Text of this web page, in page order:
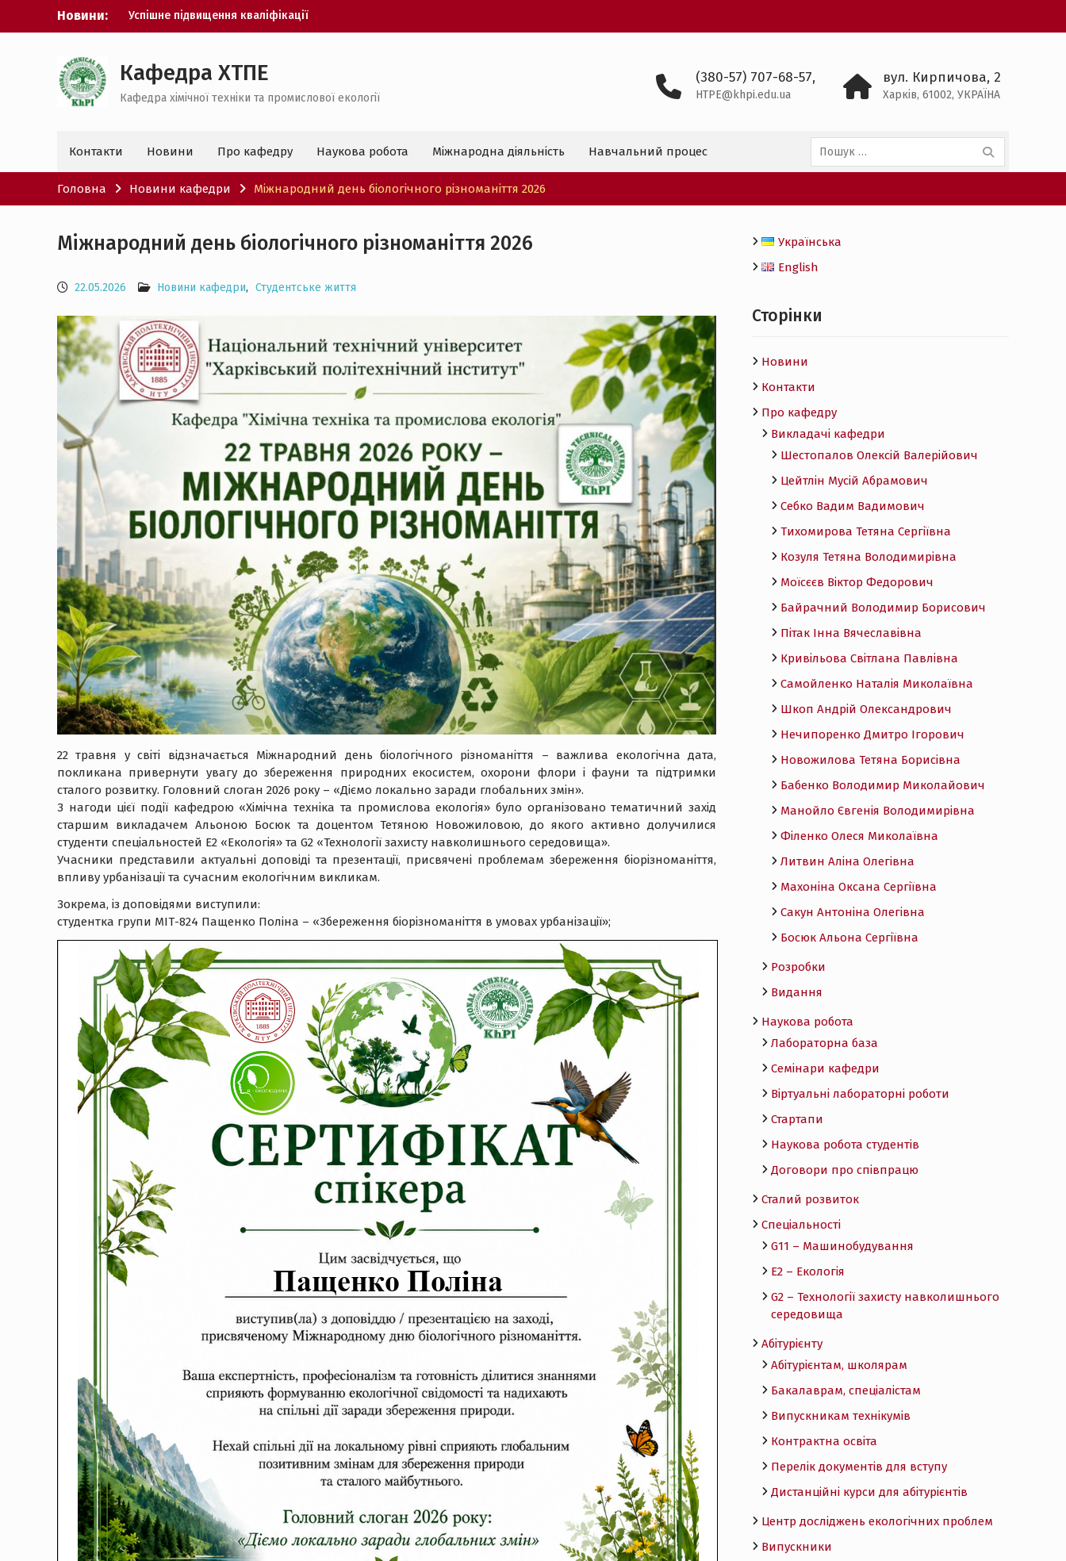
Новини:
Успішне підвищення кваліфікації
Наукова робота студента
спеціальності 183
Стартап-проєкти кафедри
Кафедра ХТПЕ
Кафедра хімічної техніки та промислової екології
(380-57) 707-68-57,
HTPE@khpi.edu.ua
вул. Кирпичова, 2
Харків, 61002, УКРАЇНА
Контакти Новини Про кафедру Наукова робота Міжнародна діяльність Навчальний процес
Пошук:
Головна Новини кафедри Міжнародний день біологічного різноманіття 2026
Міжнародний день біологічного різноманіття 2026
22.05.2026 Новини кафедри, Студентське життя
22 травня у світі відзначається Міжнародний день біологічного різноманіття – важлива екологічна дата,
покликана привернути увагу до збереження природних екосистем, охорони флори і фауни та підтримки
сталого розвитку. Головний слоган 2026 року – «Діємо локально заради глобальних змін».
З нагоди цієї події кафедрою «Хімічна техніка та промислова екологія» було організовано тематичний захід
старшим викладачем Альоною Босюк та доцентом Тетяною Новожиловою, до якого активно долучилися
студенти спеціальностей Е2 «Екологія» та G2 «Технології захисту навколишнього середовища».
Учасники представили актуальні доповіді та презентації, присвячені проблемам збереження біорізноманіття,
впливу урбанізації та сучасним екологічним викликам.
Зокрема, із доповідями виступили:
студентка групи МІТ-824 Пащенко Поліна – «Збереження біорізноманіття в умовах урбанізації»;
Українська
English
Сторінки
Новини
Контакти
Про кафедру
Викладачі кафедри
Шестопалов Олексій Валерійович
Цейтлін Мусій Абрамович
Себко Вадим Вадимович
Тихомирова Тетяна Сергіївна
Козуля Тетяна Володимирівна
Моїсєєв Віктор Федорович
Байрачний Володимир Борисович
Пітак Інна Вячеславівна
Кривільова Світлана Павлівна
Самойленко Наталія Миколаївна
Шкоп Андрій Олександрович
Нечипоренко Дмитро Ігорович
Новожилова Тетяна Борисівна
Бабенко Володимир Миколайович
Манойло Євгенія Володимирівна
Філенко Олеся Миколаївна
Литвин Аліна Олегівна
Махоніна Оксана Сергіївна
Сакун Антоніна Олегівна
Босюк Альона Сергіївна
Розробки
Видання
Наукова робота
Лабораторна база
Семінари кафедри
Віртуальні лабораторні роботи
Стартапи
Наукова робота студентів
Договори про співпрацю
Сталий розвиток
Спеціальності
G11 – Машинобудування
E2 – Екологія
G2 – Технології захисту навколишнього
середовища
Абітурієнту
Абітурієнтам, школярам
Бакалаврам, спеціалістам
Випускникам технікумів
Контрактна освіта
Перелік документів для вступу
Дистанційні курси для абітурієнтів
Центр досліджень екологічних проблем
Випускники